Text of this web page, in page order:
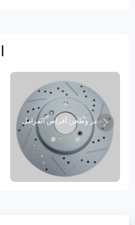
حفر وطحن أقراص الفرامل